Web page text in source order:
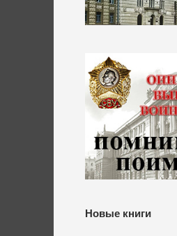
Новые книги